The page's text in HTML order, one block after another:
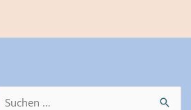
Suchen